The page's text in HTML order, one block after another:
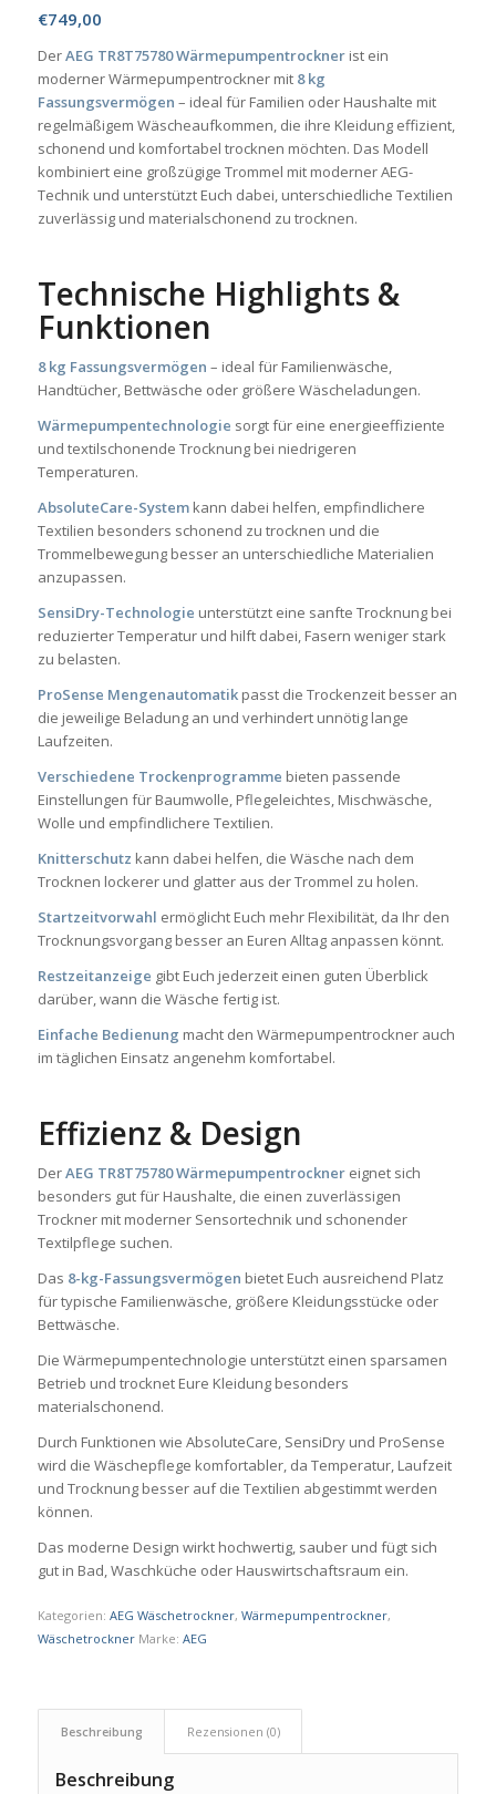
€749,00
DerAEG TR8T75780 Wärmepumpentrocknerist ein
moderner Wärmepumpentrockner mit 8 kg
Fassungsvermögen – ideal für Familien oder Haushalte mit
regelmäßigem Wäscheaufkommen, die ihre Kleidung effizient,
schonend und komfortabel trocknen möchten. Das Modell
kombiniert eine großzügige Trommel mit moderner AEG-
Technik und unterstützt Euch dabei, unterschiedliche Textilien
zuverlässig und materialschonend zu trocknen.
Technische Highlights &
Funktionen
8 kg Fassungsvermögen – ideal für Familienwäsche,
Handtücher, Bettwäsche oder größere Wäscheladungen.
Wärmepumpentechnologie sorgt für eine energieeffiziente
und textilschonende Trocknung bei niedrigeren
Temperaturen.
AbsoluteCare-Systemkann dabei helfen, empfindlichere
Textilien besonders schonend zu trocknen und die
Trommelbewegung besser an unterschiedliche Materialien
anzupassen.
SensiDry-Technologie unterstützt eine sanfte Trocknung bei
reduzierter Temperatur und hilft dabei, Fasern weniger stark
zu belasten.
ProSense Mengenautomatikpasst die Trockenzeit besser an
die jeweilige Beladung an und verhindert unnötig lange
Laufzeiten.
Verschiedene Trockenprogramme bieten passende
Einstellungen für Baumwolle, Pflegeleichtes, Mischwäsche,
Wolle und empfindlichere Textilien.
Knitterschutz kann dabei helfen, die Wäsche nach dem
Trocknen lockerer und glatter aus der Trommel zu holen.
Startzeitvorwahl ermöglicht Euch mehr Flexibilität, da Ihr den
Trocknungsvorgang besser an Euren Alltag anpassen könnt.
Restzeitanzeige gibt Euch jederzeit einen guten Überblick
darüber, wann die Wäsche fertig ist.
Einfache Bedienung macht den Wärmepumpentrockner auch
im täglichen Einsatz angenehm komfortabel.
Effizienz & Design
DerAEG TR8T75780 Wärmepumpentrocknereignet sich
besonders gut für Haushalte, die einen zuverlässigen
Trockner mit moderner Sensortechnik und schonender
Textilpflege suchen.
Das 8-kg-Fassungsvermögen bietet Euch ausreichend Platz
für typische Familienwäsche, größere Kleidungsstücke oder
Bettwäsche.
Die Wärmepumpentechnologie unterstützt einen sparsamen
Betrieb und trocknet Eure Kleidung besonders
materialschonend.
Durch Funktionen wie AbsoluteCare, SensiDry und ProSense
wird die Wäschepflege komfortabler, da Temperatur, Laufzeit
und Trocknung besser auf die Textilien abgestimmt werden
können.
Das moderne Design wirkt hochwertig, sauber und fügt sich
gut in Bad, Waschküche oder Hauswirtschaftsraum ein.
Kategorien: AEG Wäschetrockner, Wärmepumpentrockner,
Wäschetrockner Marke: AEG
Beschreibung Rezensionen (0)
Beschreibung